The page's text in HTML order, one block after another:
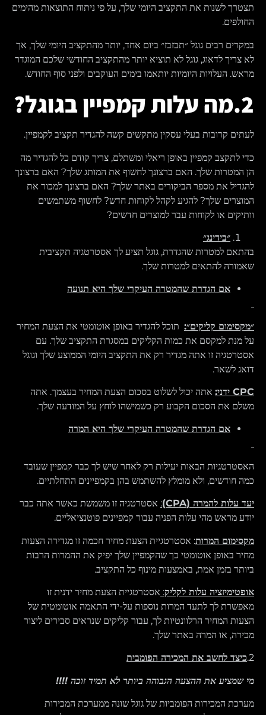
תצטרך לשנות את התקציב היומי שלך, על פי ניתוח התוצאות מהימים
החולפים.
במקרים רבים גוגל ״תבזבז״ ביום אחד, יותר מהתקציב היומי שלך, אך
לא צריך לדאוג, גוגל לא תוציא יותר מהתקציב החודשי שלכם המוגדר
מראש. העלויות היומיות יותאמו בימים העוקבים ולפני סוף החודש.
2.מה עלות קמפיין בגוגל?
לעתים קרובות בעלי עסקין מתקשים קשה להגדיר תקציב לקמפיין.
כדי לתקצב קמפיין באופן ריאלי ומשתלם, צריך קודם כל להגדיר מה
הן המטרות שלך. האם ברצונך לחשוף את המותג שלך? האם ברצונך
להגדיל את מספר הביקורים באתר שלך? האם ברצונך למכור את
המוצרים שלך? להגיע לקהל לקוחות חדש? לחשוף משתמשים
וותיקים או לקוחות עבר למוצרים חדשים?
״בידינג״
בהתאם למטרות שהגדרת, גוגל תציע לך אסטרטגיה תקציבית
שאמורה להתאים למטרות שלך.
אם הגדרת שהמטרה העיקרי שלך היא תנועה
״מקסימום קליקים״: תוכל להגדיר באופן אוטומטי את הצעת המחיר
על מנת למקסם את כמות הקליקים במסגרת התקציב שלך. עם
אסטרטגיה זו אתה מגדיר רק את התקציב היומי הממוצע שלך וגוגל
דואג לשאר.
CPC ידני: אתה יכול לשלוט בסכום הצעת המחיר בעצמך. אתה
משלם את הסכום הקבוע רק כשמישהו לוחץ על המודעה שלך.
אם הגדרת שהמטרה העיקרי שלך היא המרה
האסטרטגיות הבאות יעילות רק לאחר שיש לך כבר קמפיין שעובד
כמה חודשים, ולא מומלץ להשתמש בהן בקמפיינים התחלתיים.
יעד עלות להמרה (CPA)
: אסטרטגיה זו משמשת כאשר אתה כבר
יודע מראש מהי עלות הפניה עבור קמפיינים פוטנציאליים.
מקסימום המרות: אסטרטגיית הצעת מחיר חכמה זו מגדירה הצעות
מחיר באופן אוטומטי כך שהקמפיין שלך יפיק את ההמרות הרבות
ביותר בזמן אמת, באמצעות מינוף כל התקציב.
אופטימיזציה עלות לקליק: אסטרטגיית הצעת מחיר ידנית זו
מאפשרת לך לתעד המרות נוספות על-ידי התאמה אוטומטית של
הצעות המחיר הרלוונטיות לך, עבור קליקים שנראים סבירים ליצור
מכירה, או המרה באתר שלך.
2. כיצד לחשב את המכירה הפומבית
מי שמציע את ההצעה הגבוהה ביותר לא תמיד זוכה !!!!
מערכת המכירות הפומביות של גוגל שונה ממערכת המכירות